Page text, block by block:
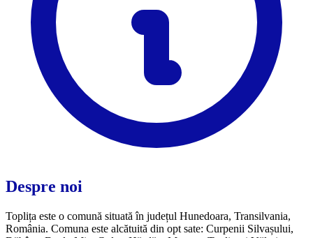
Despre noi
Toplița este o comună situată în județul Hunedoara, Transilvania,
România. Comuna este alcătuită din opt sate: Curpenii Silvașului,